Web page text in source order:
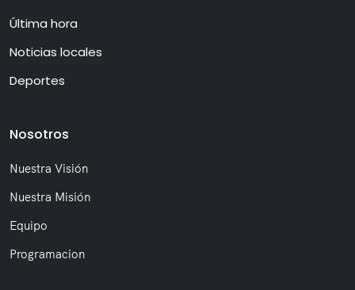
Última hora
Noticias locales
Deportes
Nosotros
Nuestra Visión
Nuestra Misión
Equipo
Programacion